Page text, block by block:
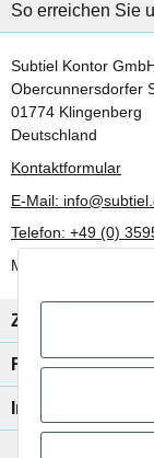
So erreichen Sie
Subtiel Kontor
Obercunnersdorfer
01774 Klingenberg
Deutschland
Kontaktformular
E-Mail:
Telefon: +49 (0)
Mo-Fr: 8:00 Uhr -
Zahlung/Versand
Rechtliches
Informationen